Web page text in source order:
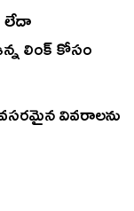
లేదా
లింక్ కోసం
వివరాలను